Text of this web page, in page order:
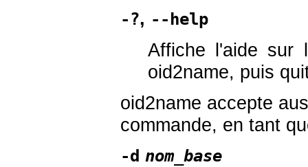
-?, --help
Affiche l'aide sur
oid2name, puis
oid2name accepte
commande, en tant
-d nom_base